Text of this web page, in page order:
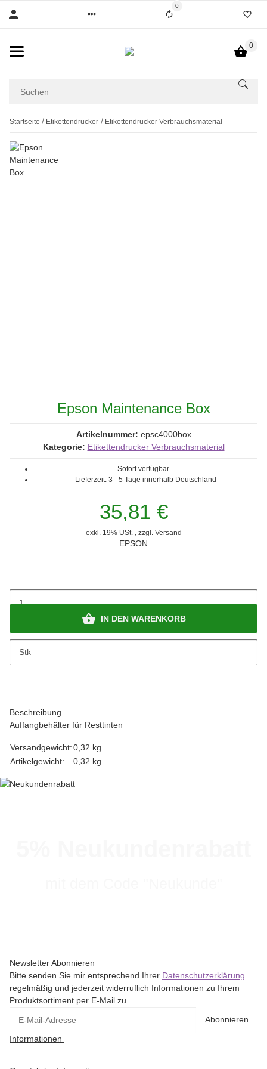
0
0
Startseite Etikettendrucker Etikettendrucker Verbrauchsmaterial
Epson Maintenance Box
Artikelnummer: epsc4000box
Kategorie: Etikettendrucker Verbrauchsmaterial
Sofort verfügbar
Lieferzeit: 3 - 5 Tage innerhalb Deutschland
35,81 €
exkl. 19% USt. , zzgl. Versand
EPSON
Stk
IN DEN WARENKORB
Bitte beachten Sie das Abnahmeintervall von 1 Stk.
Beschreibung
Auffangbehälter für Resttinten
Versandgewicht:0,32 kg
Artikelgewicht:
0,32 kg
Newsletter Abonnieren
Bitte senden Sie mir entsprechend Ihrer Datenschutzerklärung
regelmäßig und jederzeit widerruflich Informationen zu Ihrem
Produktsortiment per E-Mail zu.
Abonnieren
Informationen